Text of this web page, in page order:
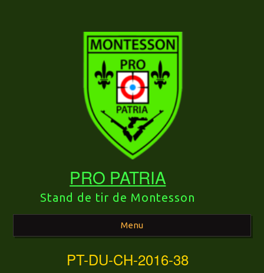
PRO PATRIA
Stand de tir de Montesson
Menu
Aller au contenu principal
PT-DU-CH-2016-38